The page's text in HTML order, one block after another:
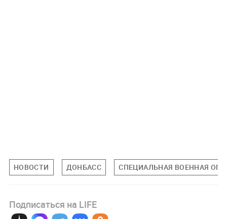
НОВОСТИ ДОНБАСС СПЕЦИАЛЬНАЯ ВОЕННАЯ
Подписаться на LIFE